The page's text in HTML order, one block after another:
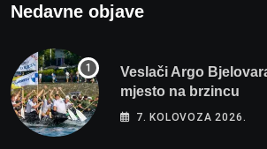
Nedavne objave
Veslači Argo
mjesto na brzincu
7. KOLOVOZA 2026.